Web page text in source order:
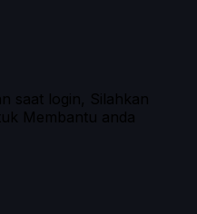
saat login, Silahkan
Membantu anda